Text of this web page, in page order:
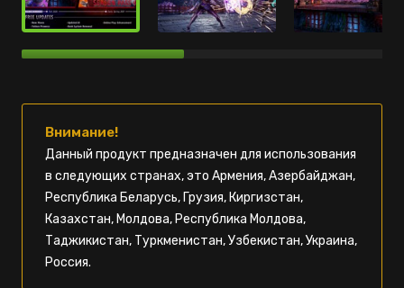
Внимание!
Данный продукт предназначен для использования
в следующих странах, это Армения, Азербайджан,
Республика Беларусь, Грузия, Киргизстан,
Казахстан, Молдова, Республика Молдова,
Таджикистан, Туркменистан, Узбекистан, Украина,
Россия.